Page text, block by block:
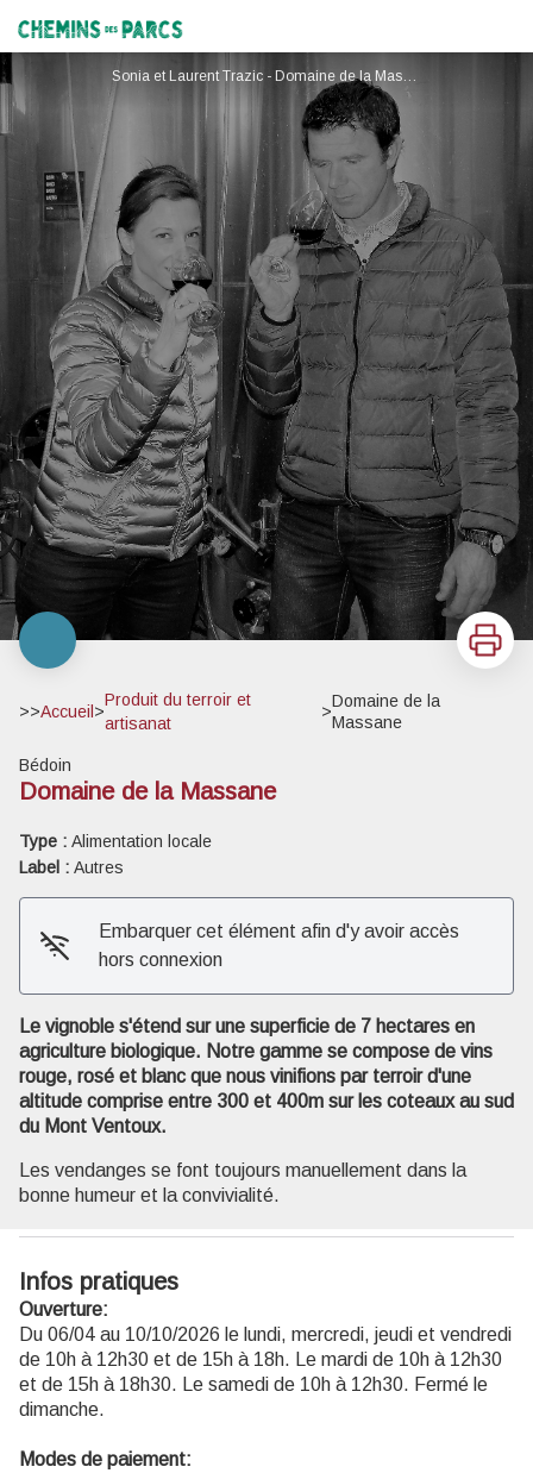
Chemins des Parcs
Sonia et Laurent Trazic - Domaine de la Massane
Voir l'image en plein écran
Imprimer
>>Accueil >
Produit du terroir et
artisanat
>
Domaine de la
Massane
Bédoin
Domaine de la Massane
Type : Alimentation locale
Label : Autres
Embarquer cet élément afin d'y avoir accès
hors connexion
Le vignoble s'étend sur une superficie de 7 hectares en
agriculture biologique. Notre gamme se compose de vins
rouge, rosé et blanc que nous vinifions par terroir d'une
altitude comprise entre 300 et 400m sur les coteaux au sud
du Mont Ventoux.
Les vendanges se font toujours manuellement dans la
bonne humeur et la convivialité.
Infos pratiques
Ouverture:
Du 06/04 au 10/10/2026 le lundi, mercredi, jeudi et vendredi
de 10h à 12h30 et de 15h à 18h. Le mardi de 10h à 12h30
et de 15h à 18h30. Le samedi de 10h à 12h30. Fermé le
dimanche.
Modes de paiement: